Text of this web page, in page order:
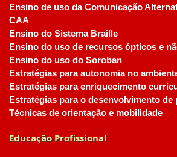
Ensino de uso da Comunicação
CAA
Ensino do Sistema Braille
Ensino do uso de recursos ópticos e
Ensino do uso do Soroban
Estratégias para autonomia no
Estratégias para enriquecimento
Estratégias para o desenvolvimento
Técnicas de orientação e mobilidade
Educação Profissional